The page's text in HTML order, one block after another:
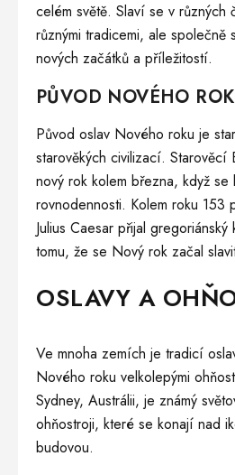
celém světě. Slaví se v různých
různými tradicemi, ale společně
nových začátků a příležitostí.
PŮVOD NOVÉHO
Původ oslav Nového roku je
starověkých civilizací. Starověcí
nový rok kolem března, když se
rovnodennosti. Kolem roku 153
Julius Caesar přijal
tomu, že se Nový rok začal
OSLAVY A
Ve mnoha zemích je tradicí
Nového roku velkolepými
Sydney, Austrálii, je známý
ohňostroji, které se konají nad
budovou.